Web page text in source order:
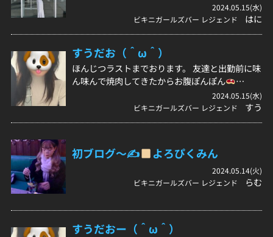
2024.05.15(水)
ビキニガールズバー レジェンド
はに
すうだお（＾ω＾）
ほんじつラストまでおります。 友達と出勤前に味
ん味んで焼肉してきたからお腹ぽんぽん
…
2024.05.15(水)
ビキニガールズバー レジェンド
すう
初ブログ〜✍ よろぴくみん
2024.05.14(火)
ビキニガールズバー レジェンド
らむ
すうだおー（＾ω＾）